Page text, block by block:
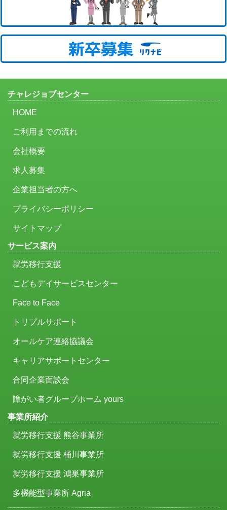
チャレジョブセンター
HOME
ご利用までの流れ
会社概要
求人募集
企業担当者の方へ
プライバシーポリシー
サイトマップ
サービス案内
就労移行支援
こどもデイサービスセンター
Face to Face
トリプルサポート
オールケア連絡協議会
キャリアサポートセンター
合同企業面談会
障がい者グループホーム yours
事業所紹介
就労移行支援 熊谷事業所
就労移行支援 桶川事業所
就労移行支援 鴻巣事業所
多機能型事業所 Agria